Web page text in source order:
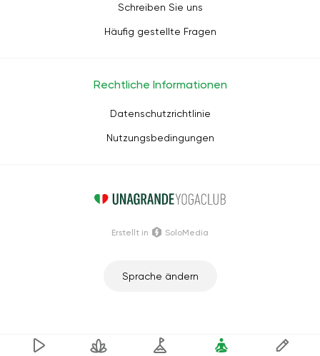
Schreiben Sie uns
Häufig gestellte Fragen
Rechtliche Informationen
Datenschutzrichtlinie
Nutzungsbedingungen
Sprache ändern
Erstellt in SoloMedia